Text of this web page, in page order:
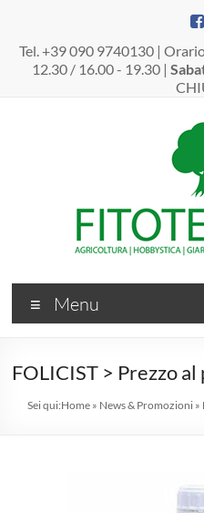
contenuto
Tel. +39 090 9740130 |
12.30 / 16.00 - 19.30 |
Fitotecnica
Srl
–
Dal
Menu
FOLICIST > Prezzo
Sei qui:Home» News & Promozioni»